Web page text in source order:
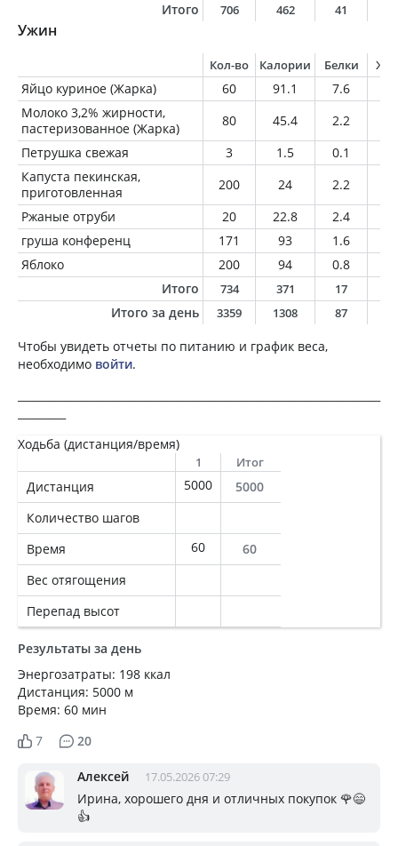
Итого
706 462 41
Ужин
Кол-во Калории Белки
Яйцо куриное (Жарка) 60 91.1 7.6
Молоко 3,2% жирности,
пастеризованное (Жарка)
80 45.4 2.2
Петрушка свежая
3 1.5 0.1
Капуста пекинская,
приготовленная
200 24 2.2
Ржаные отруби
20 22.8 2.4
груша конференц
171 93 1.6
Яблоко
200 94 0.8
Итого
734 371 17
Итого за день 3359 1308 87
Чтобы увидеть отчеты по питанию и график веса,
необходимо войти.
Ходьба (дистанция/время)
1 Итог
Дистанция 5000
5000
Количество шагов
Время
60
60
Вес отягощения
Перепад высот
Результаты за день
Энергозатраты: 198 ккал
Дистанция: 5000 м
Время: 60 мин
7
20
Алексей 17.05.2026 07:29
Ирина, хорошего дня и отличных покупок 🌹😄
👍